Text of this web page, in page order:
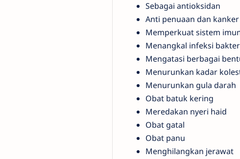
Sebagai antioksidan
Anti penuaan dan kanker
Memperkuat sistem
Menangkal infeksi
Mengatasi berbagai
Menurunkan kadar
Menurunkan gula darah
Obat batuk kering
Meredakan nyeri haid
Obat gatal
Obat panu
Menghilangkan jerawat